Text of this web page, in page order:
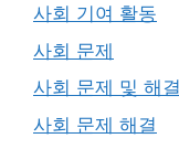
사회 기여 활동
사회 문제
사회 문제 및 해결
사회 문제 해결